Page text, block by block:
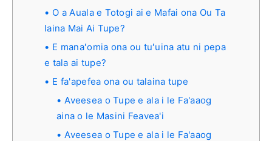
O a Auala e Totogi ai e Mafai ona Ou Ta
laina Mai Ai Tupe?
E manaʻomia ona ou tuʻuina atu ni pepa
e tala ai tupe?
E fa'apefea ona ou talaina tupe
Aveesea o Tupe e ala i le Fa'aaog
aina o le Masini Feavea'i
Aveesea o Tupe e ala i le Fa'aaog